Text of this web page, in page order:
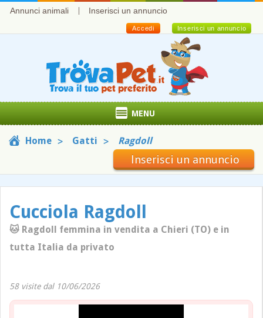
Annunci animali Inserisci un annuncio
Inserisci un annuncio
Accedi
MENU
Home Gatti Ragdoll
Inserisci un annuncio
Cucciola Ragdoll
🐱 Ragdoll femmina in vendita a Chieri (TO) e in
tutta Italia da privato
58 visite dal 10/06/2026